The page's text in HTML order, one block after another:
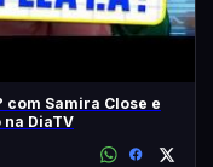
com Samira Close e
DiaTV